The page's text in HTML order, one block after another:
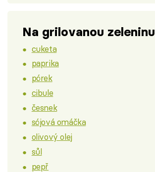
Na grilovanou zeleninu
cuketa
paprika
pórek
cibule
česnek
sójová omáčka
olivový olej
sůl
pepř